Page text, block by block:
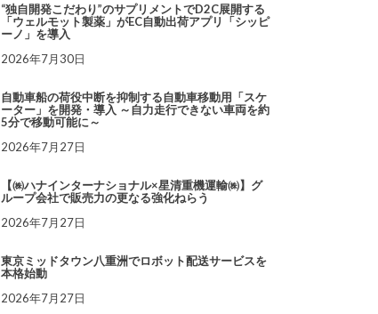
“独自開発こだわり”のサプリメントでD2C展開する
「ウェルモット製薬」がEC自動出荷アプリ「シッピ
ーノ」を導入
2026年7月30日
自動車船の荷役中断を抑制する自動車移動用「スケ
ーター」を開発・導入 ～自力走行できない車両を約
5分で移動可能に～
2026年7月27日
【㈱ハナインターナショナル×星清重機運輸㈱】グ
ループ会社で販売力の更なる強化ねらう
2026年7月27日
東京ミッドタウン八重洲でロボット配送サービスを
本格始動
2026年7月27日